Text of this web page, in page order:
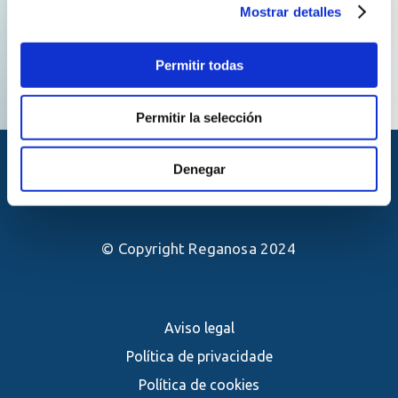
Mostrar detalles
Permitir todas
Permitir la selección
Denegar
Aviso legal
Política de privacidade
Política de cookies
© Copyright Reganosa 2024